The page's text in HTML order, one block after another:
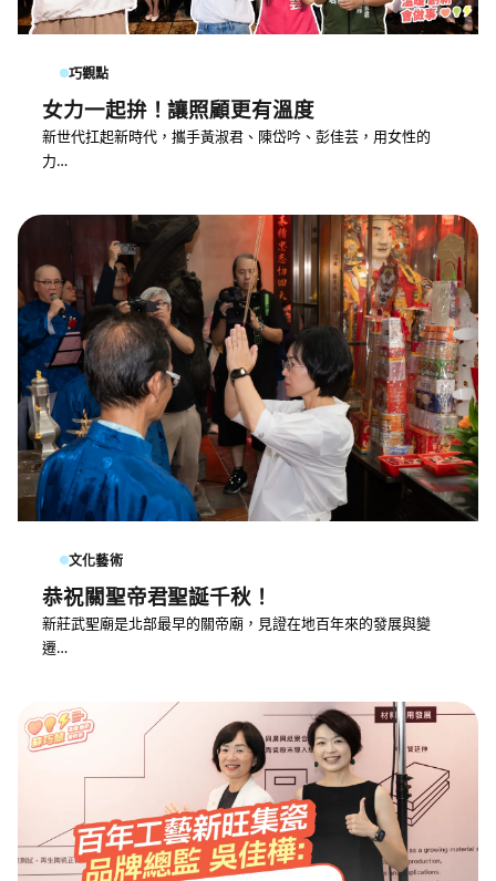
巧觀點
女力一起拚！讓照顧更有溫度
新世代扛起新時代，攜手黃淑君、陳岱吟、彭佳芸，用女性的
力…
文化藝術
恭祝關聖帝君聖誕千秋！
新莊武聖廟是北部最早的關帝廟，見證在地百年來的發展與變
遷…